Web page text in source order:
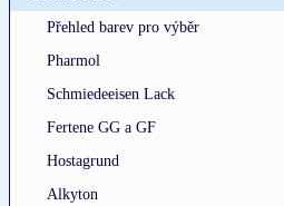
Přehled barev pro výběr
Pharmol
Schmiedeeisen Lack
Fertene GG a GF
Hostagrund
Alkyton